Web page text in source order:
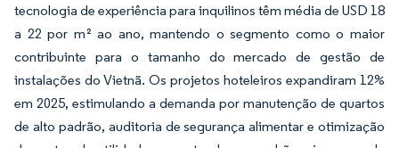
tecnologia de experiência para inquilinos têm média de USD 18
a 22 por m² ao ano, mantendo o segmento como o maior
contribuinte para o tamanho do mercado de gestão de
instalações do Vietnã. Os projetos hoteleiros expandiram 12%
em 2025, estimulando a demanda por manutenção de quartos
de alto padrão, auditoria de segurança alimentar e otimização